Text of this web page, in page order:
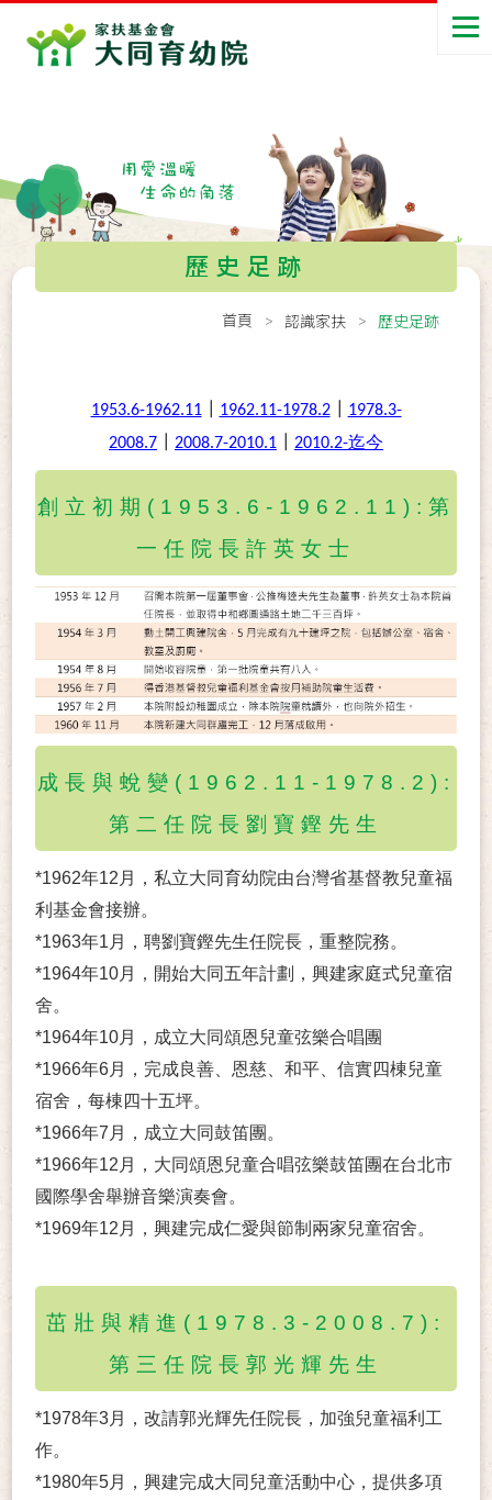
歷史足跡
首頁 認識家扶 歷史足跡
1953.6-1962.11┃ 1962.11-1978.2┃ 1978.3-
2008.7
2008.7-2010.1 2010.2-迄今
創立初期(1953.6-1962.11):第
一任院長許英女士
成長與蛻變(1962.11-1978.2):
第二任院長劉寶鏗先生
*1962年12月，私立大同育幼院由台灣省基督教兒童福
利基金會接辦。
*1963年1月，聘劉寶鏗先生任院長，重整院務。
*1964年10月，開始大同五年計劃，興建家庭式兒童宿
舍。
*1964年10月，成立大同頌恩兒童弦樂合唱團
*1966年6月，完成良善、恩慈、和平、信實四棟兒童
宿舍，每棟四十五坪。
*1966年7月，成立大同鼓笛團。
*1966年12月，大同頌恩兒童合唱弦樂鼓笛團在台北市
國際學舍舉辦音樂演奏會。
*1969年12月，興建完成仁愛與節制兩家兒童宿舍。
茁壯與精進(1978.3-2008.7):
第三任院長郭光輝先生
*1978年3月，改請郭光輝先任院長，加強兒童福利工
作。
*1980年5月，興建完成大同兒童活動中心，提供多項